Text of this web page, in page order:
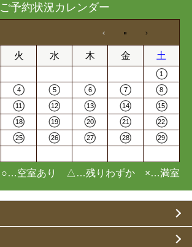
ご予約状況カレンダー
火 水 木 金 土
1
4 5 6 7 8
11 12 13 14 15
18 19 20 21 22
25 26 27 28 29
○…空室あり △…残りわずか ×…満室